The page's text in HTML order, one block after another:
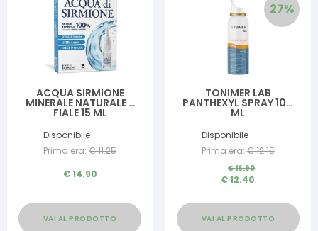
ACQUA SIRMIONE
MINERALE NATURALE 6
FIALE 15 ML
Disponibile
Prima era: €11.25
€14.90
VAI AL PRODOTTO
27%
TONIMER LAB
PANTHEXYL SPRAY 100
ML
Disponibile
Prima era: €12.15
€16.90
€12.40
VAI AL PRODOTTO